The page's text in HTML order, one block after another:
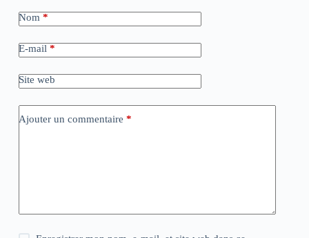
Nom *
E-mail *
Site web
Ajouter un commentaire *